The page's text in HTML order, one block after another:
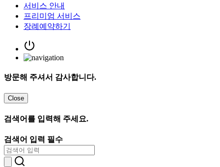
서비스 안내
프리미엄 서비스
장례예약하기
방문해 주셔서 감사합니다.
Close
검색어를 입력해 주세요.
검색어 입력 필수